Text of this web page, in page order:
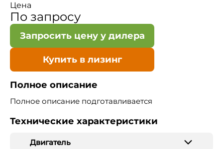
Цена
По запросу
Запросить цену у дилера
Купить в лизинг
Полное описание
Полное описание подготавливается
Технические характеристики
Двигатель